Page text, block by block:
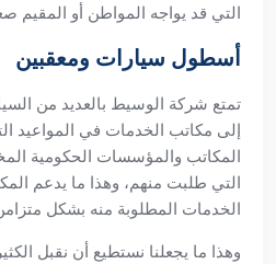
التي قد يواجه المواطن أو المقيم
أسطول سيارات ومعقبين
تمتع شركة الوسيط بالعديد من
إلى مكاتب الخدمات في المواعيد
المكاتب والمؤسسات الحكومية
التي طلبت منهم، وهذا ما يدعم
الخدمات المطلوبة منه بشكل
وهذا ما يجعلنا نستطيع أن نقبل